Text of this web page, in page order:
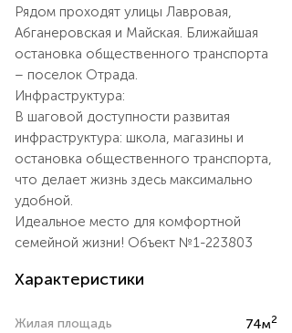
Рядом проходят улицы Лавровая,
Абганеровская и Майская. Ближайшая
остановка общественного транспорта
– поселок Отрада.
Инфраструктура:
В шаговой доступности развитая
инфраструктура: школа, магазины и
остановка общественного транспорта,
что делает жизнь здесь максимально
удобной.
Идеальное место для комфортной
семейной жизни! Объект №1-223803
Характеристики
Жилая площадь 74м2